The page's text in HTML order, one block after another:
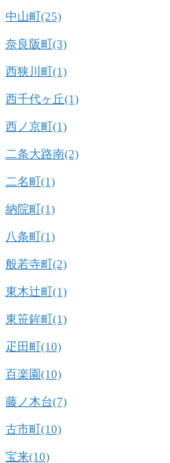
中山町(25)
奈良阪町(3)
西狭川町(1)
西千代ヶ丘(1)
西ノ京町(1)
二条大路南(2)
二名町(1)
納院町(1)
八条町(1)
般若寺町(2)
東木辻町(1)
東笹鉾町(1)
疋田町(10)
百楽園(10)
藤ノ木台(7)
古市町(10)
宝来(10)